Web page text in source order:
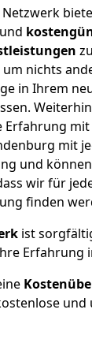
und
nichts
in Ihrem
Erfahrung
mit
und
wir für
finden
ist
Erfahrung